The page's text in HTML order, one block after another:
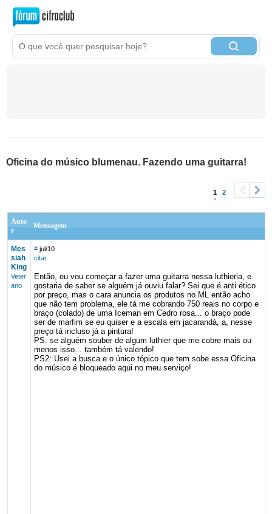
Oficina do músico blumenau. Fazendo uma guitarra!
1 2
Auto
r
Mensagem
Mes
siah
King
Veter
ano
# jul/10
citar
Então, eu vou começar a fazer uma guitarra nessa luthieria, e
gostaria de saber se alguém já ouviu falar? Sei que é anti ético
por preço, mas o cara anuncia os produtos no ML então acho
que não tem problema, ele tá me cobrando 750 reais no corpo e
braço (colado) de uma Iceman em Cedro rosa... o braço pode
ser de marfim se eu quiser e a escala em jacarandá, a, nesse
preço tá incluso já a pintura!
PS: se alguém souber de algum luthier que me cobre mais ou
menos isso... também tá valendo!
PS2: Usei a busca e o único tópico que tem sobe essa Oficina
do músico é bloqueado aqui no meu serviço!